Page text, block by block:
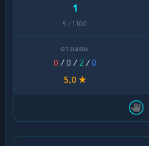
1
5 / 1 100
0 / 0 / 2 /0
5,0 ★